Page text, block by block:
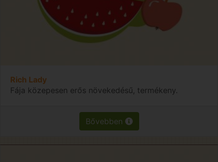
Rich Lady
Fája közepesen erős növekedésű, termékeny.
Bővebben